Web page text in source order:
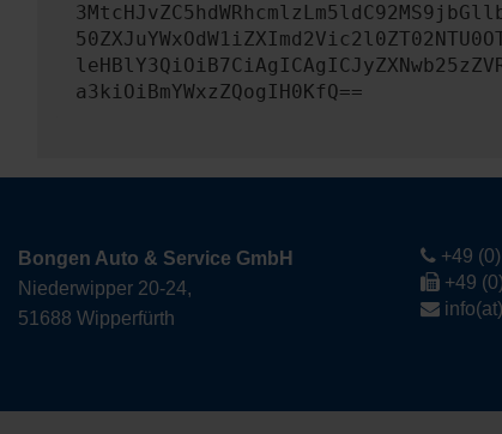
a3kiOiBmYWxzZQogIH0KfQ==
Bongen Auto & Service GmbH
Niederwipper 20-24,
51688 Wipperfürth
+49
+49